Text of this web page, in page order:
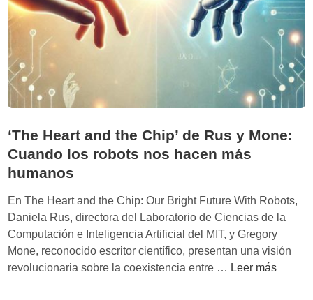
i
ó
n
t
i
i
c
a
’
‘The Heart and the Chip’ de Rus y Mone:
Cuando los robots nos hacen más
humanos
En The Heart and the Chip: Our Bright Future With Robots,
Daniela Rus, directora del Laboratorio de Ciencias de la
Computación e Inteligencia Artificial del MIT, y Gregory
Mone, reconocido escritor científico, presentan una visión
revolucionaria sobre la coexistencia entre … ‘Leer más